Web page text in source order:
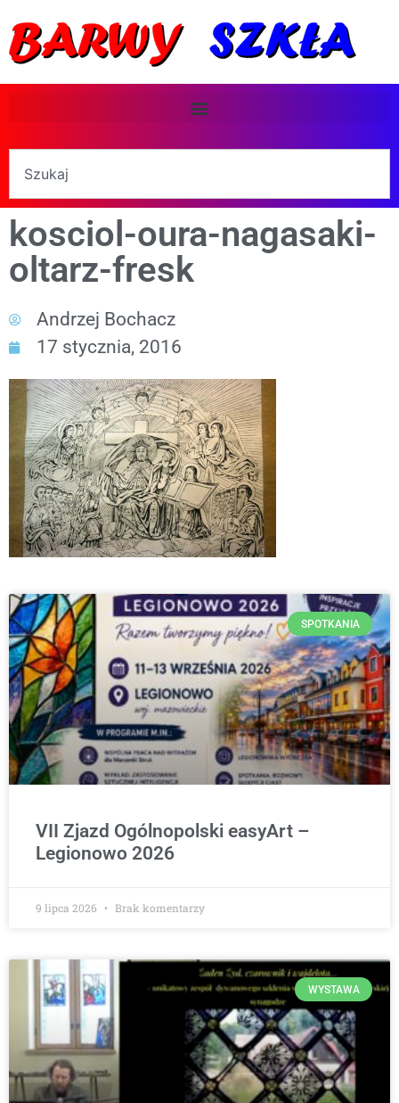
kosciol-oura-nagasaki-
oltarz-fresk
Andrzej Bochacz
17 stycznia, 2016
SPOTKANIA
VII Zjazd Ogólnopolski easyArt –
Legionowo 2026
9 lipca 2026 Brak komentarzy
WYSTAWA